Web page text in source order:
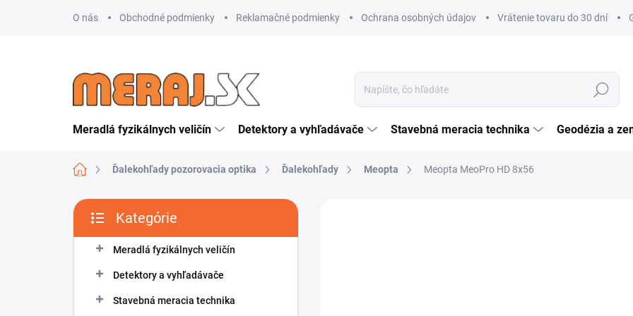
O nás Obchodné podmienky Reklamačné podmienky Ochrana osobných údajov Vrátenie tovaru do 30 dní
Hľadať
Meradlá fyzikálnych veličín Detektory a vyhľadávače Stavebná meracia technika Geodézia a
DomovĎalekohľady pozorovacia optika Ďalekohľady Meopta Meopta MeoPro HD 8x56
B
č
kategórie
Kategórie
Meradlá fyzikálnych veličín
Detektory a vyhľadávače
Stavebná meracia technika